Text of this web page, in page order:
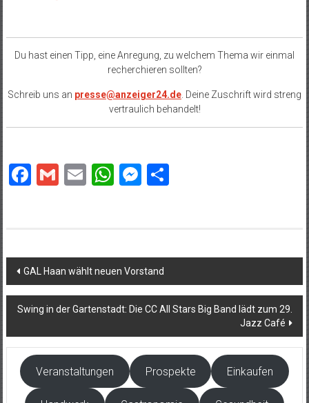
Du hast einen Tipp, eine Anregung, zu welchem Thema wir einmal
recherchieren sollten?
Schreib uns an presse@anzeiger24.de. Deine Zuschrift wird streng
vertraulich behandelt!
Facebook
Gmail
EmailWhatsApp
Messenger
Teilen
Beitragsnavigation
GAL Haan wählt neuen Vorstand
Swing in der Gartenstadt: Die CC All Stars Big Band lädt zum 29.
Jazz Café
Veranstaltungen Prospekte Einkaufen